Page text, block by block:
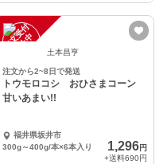
注
文
受
付
停
止
中 土本昌亨
注文から2~8日で発送
トウモロコシ おひさまコーン
甘いあまい!!
福井県坂井市
300g～400g/本×6本入り
1,296円
+送料690円